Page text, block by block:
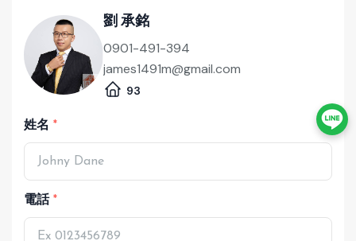
劉 承銘
0901-491-394
james1491m@gmail.com
93
姓名
電話